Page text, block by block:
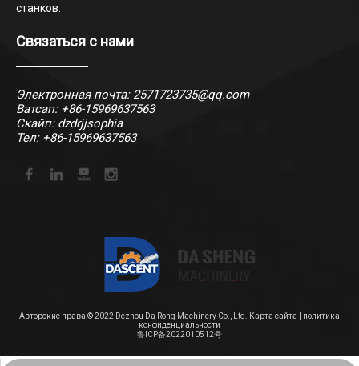
станков.
Связаться с нами
Электронная почта: 2571723735@qq.com
Ватсап: +86-15969637563
Скайп: dzdrjjsophia
Тел: +86-15969637563
Авторские права © 2022 Dezhou Da Rong Machinery Co., Ltd. Карта сайта
политика
конфиденциальности
鲁ICP备2022010512号